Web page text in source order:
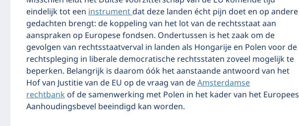
eindelijk tot eeninstrumentdat deze landen écht pijn doet en op andere
gedachten brengt: de koppeling van het lot van de rechtsstaat aan
aanspraken op Europese fondsen. Ondertussen is het zaak om de
gevolgen van rechtsstaatverval in landen als Hongarije en Polen voor de
rechtspleging in liberale democratische rechtsstaten zoveel mogelijk te
beperken. Belangrijk is daarom óók het aanstaande antwoord van het
Hof van Justitie van de EU op de vraag van deAmsterdamse
rechtbankof de samenwerking met Polen in het kader van het Europees
Aanhoudingsbevel beeindigd kan worden.